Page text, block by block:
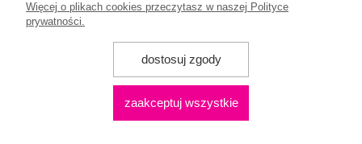
Więcej o plikach cookies przeczytasz w naszej Polityce
prywatności.
dostosuj zgody
zaakceptuj wszystkie